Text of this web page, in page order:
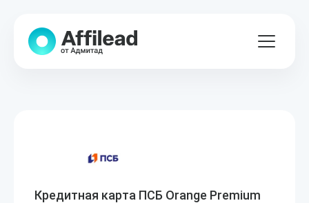
Кредитная карта ПСБ Orange Premium